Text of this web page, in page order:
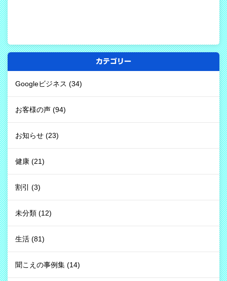
カテゴリー
Googleビジネス (34)
お客様の声 (94)
お知らせ (23)
健康 (21)
割引 (3)
未分類 (12)
生活 (81)
聞こえの事例集 (14)